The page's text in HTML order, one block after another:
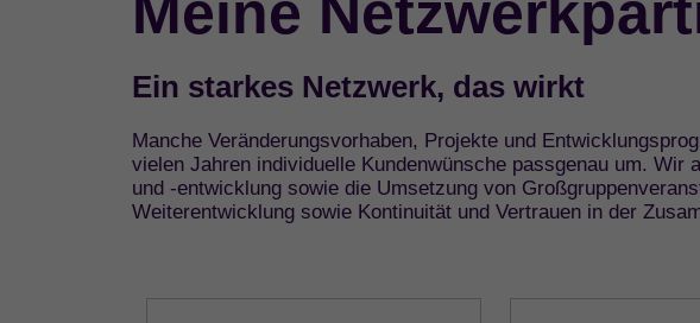
Meine
Ein starkes Netzwerk, das wirkt
Manche Veränderungsvorhaben, Projekte und
vielen Jahren individuelle Kundenwünsche passgenau um. Wir
und -entwicklung sowie die Umsetzung von
Weiterentwicklung sowie Kontinuität und Vertrauen in der